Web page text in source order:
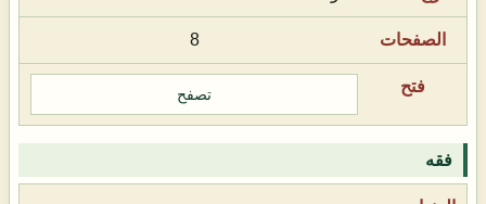
8
تصفح
فقه